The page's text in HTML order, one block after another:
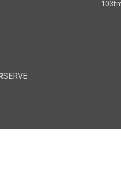
SERVE